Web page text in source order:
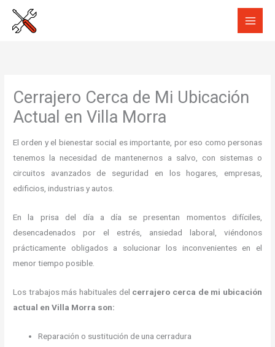
Cerrajero Cerca de Mi Ubicación
Actual en Villa Morra
El orden y el bienestar social es importante, por eso como personas
tenemos la necesidad de mantenernos a salvo, con sistemas o
circuitos avanzados de seguridad en los hogares, empresas,
edificios, industrias y autos.
En la prisa del día a día se presentan momentos difíciles,
desencadenados por el estrés, ansiedad laboral, viéndonos
prácticamente obligados a solucionar los inconvenientes en el
menor tiempo posible.
Los trabajos más habituales del cerrajero cerca de mi ubicación
actual en Villa Morra son:
Reparación o sustitución de una cerradura